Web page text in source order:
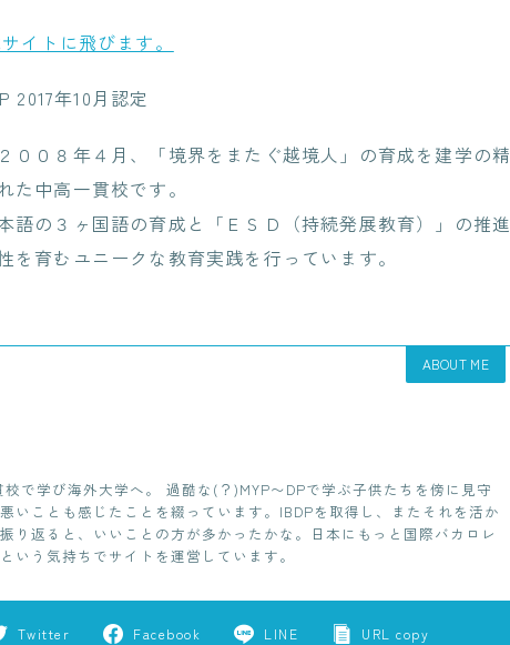
イトに飛びます。
年10月認定
００８年４月、「境界をまたぐ越境人」の育成を建学の精
た中高一貫校です。
語の３ヶ国語の育成と「ＥＳＤ（持続発展教育）」の推進
を育むユニークな教育実践を行っています。
ABOUT ME
で学び海外大学へ。 過酷な(？)MYP〜DPで学ぶ子供たちを傍に見守
いことも感じたことを綴っています。IBDPを取得し、またそれを活か
り返ると、いいことの方が多かったかな。日本にもっと国際バカロレ
いう気持ちでサイトを運営しています。
Twitter Facebook LINE URL copy